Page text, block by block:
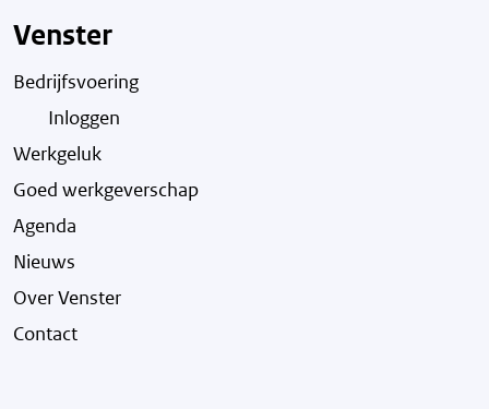
Venster
Bedrijfsvoering
Inloggen
Werkgeluk
Goed werkgeverschap
Agenda
Nieuws
Over Venster
Contact